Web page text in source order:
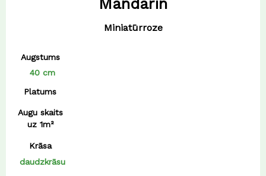
Mandarin
Miniatūrroze
Augstums
40 cm
Platums
Augu skaits
uz 1m²
Krāsa
daudzkrāsu